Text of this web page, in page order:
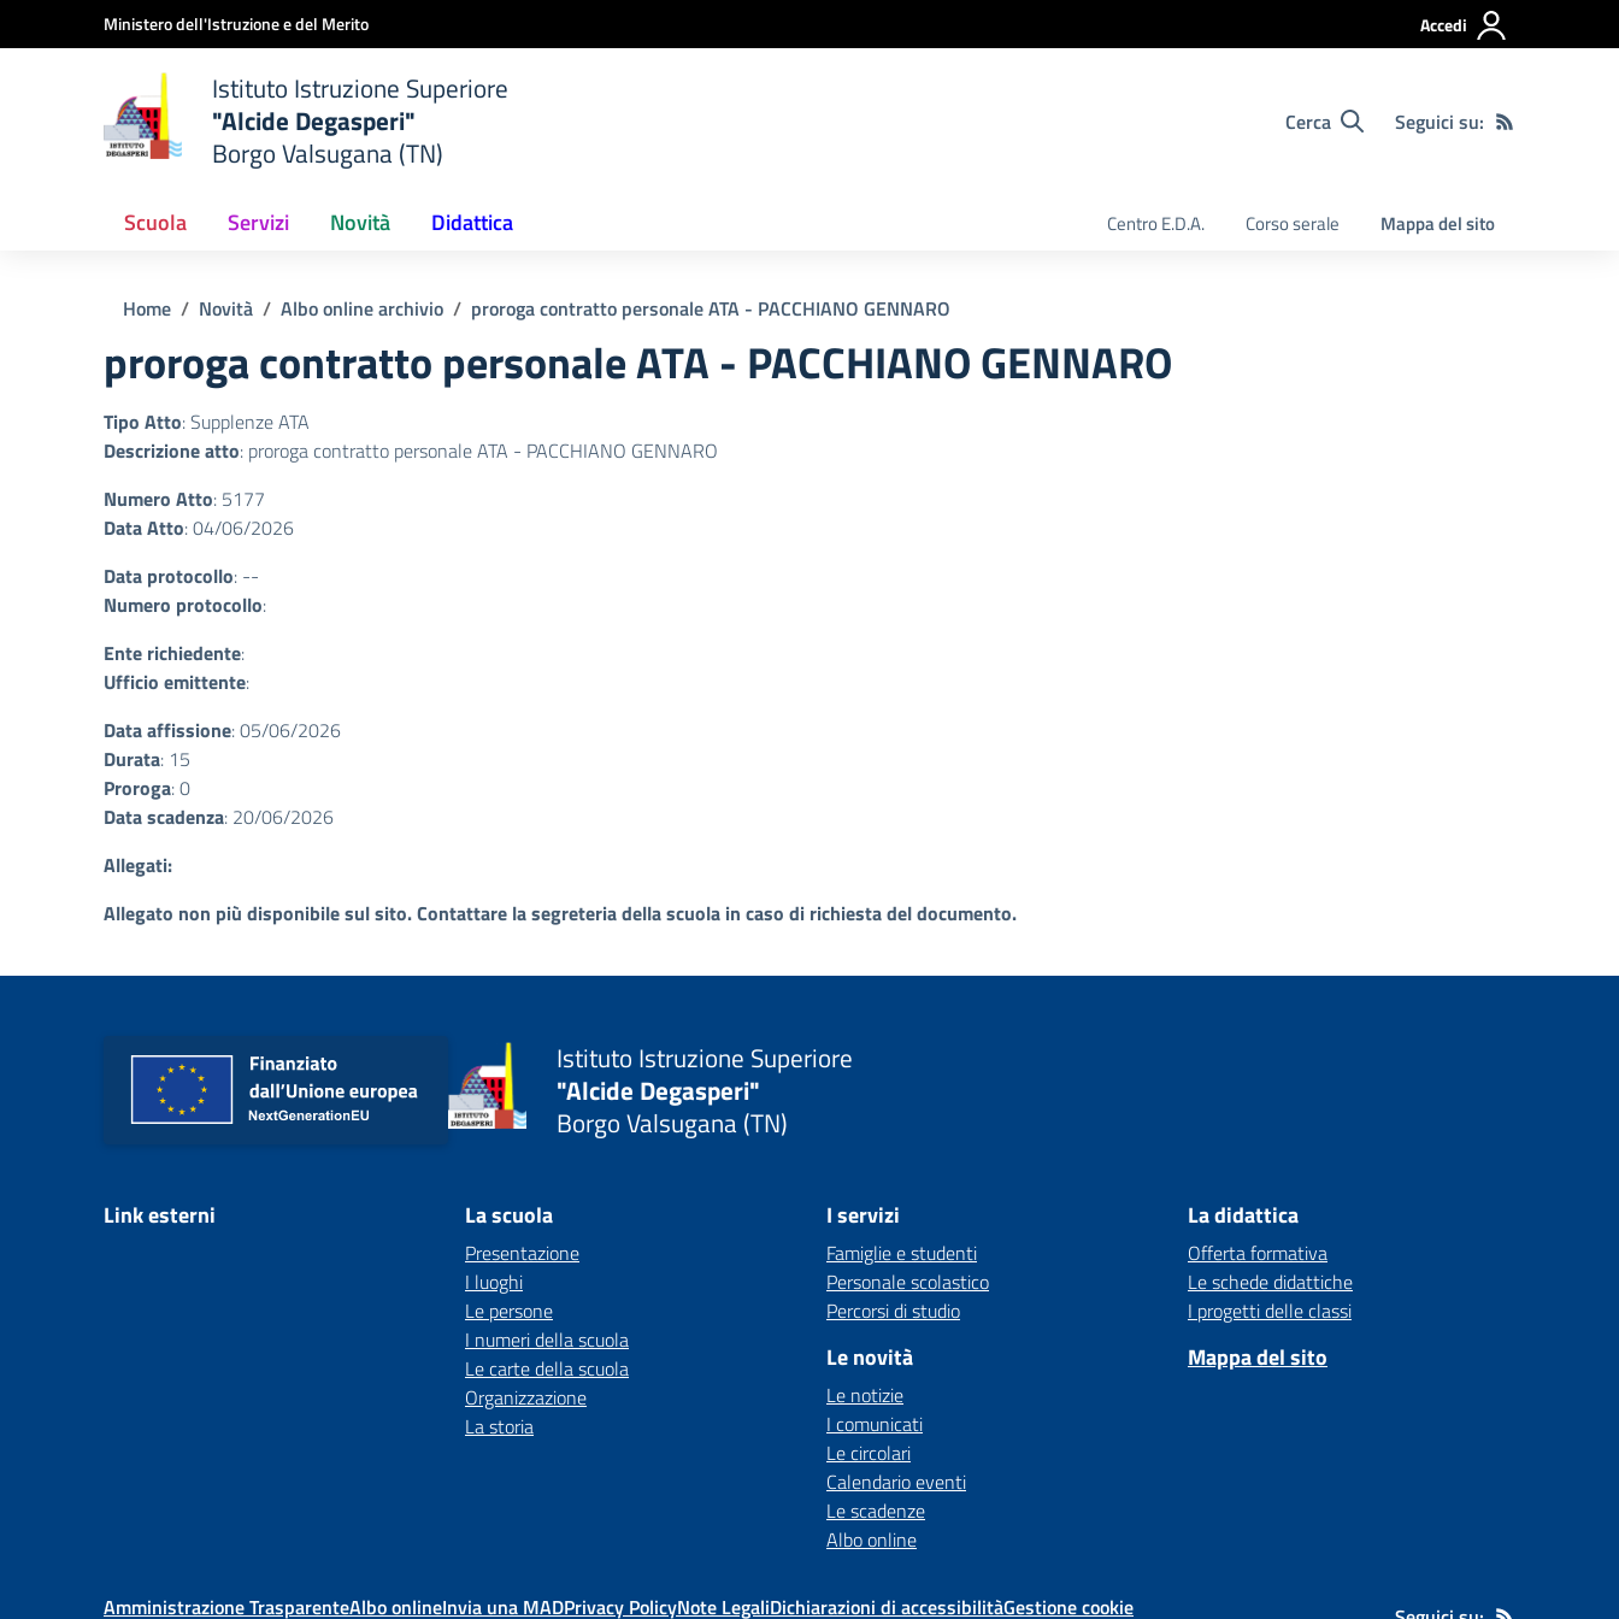
Vai ai contenuti
Vai al menu di navigazioneMinistero dell'Istruzione e del Merito Accedi
Istituto Istruzione Superiore
"Alcide Degasperi"
Borgo Valsugana (TN)
Cerca Seguici su:
Scuola Servizi Novità Didattica Centro E.D.A. Corso serale Mappa del sito
Home Novità Albo online archivio proroga contratto personale ATA - PACCHIANO GENNARO
proroga contratto personale ATA - PACCHIANO GENNARO
Tipo Atto: Supplenze ATA
Descrizione atto: proroga contratto personale ATA - PACCHIANO GENNARO
Numero Atto: 5177
Data Atto: 04/06/2026
Data protocollo: --
Numero protocollo:
Ente richiedente:
Ufficio emittente:
Data affissione: 05/06/2026
Durata: 15
Proroga: 0
Data scadenza: 20/06/2026
Allegati:
Allegato non più disponibile sul sito. Contattare la segreteria della scuola in caso di richiesta del documento.
Istituto Istruzione Superiore
"Alcide Degasperi"
Borgo Valsugana (TN)
Link esterni La scuola
Presentazione
I luoghi
Le persone
I numeri della scuola
Le carte della scuola
Organizzazione
La storia
I servizi
Famiglie e studenti
Personale scolastico
Percorsi di studio
Le novità
Le notizie
I comunicati
Le circolari
Calendario eventi
Le scadenze
Albo online
La didattica
Offerta formativa
Le schede didattiche
I progetti delle classi
Mappa del sito
Amministrazione TrasparenteAlbo onlineInvia una MADPrivacy PolicyNote LegaliDichiarazioni di accessibilitàGestione cookie